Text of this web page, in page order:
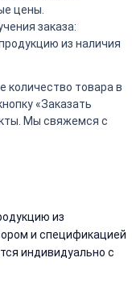
цены.
заказа:
из наличия
количество товара в
«Заказать
Мы свяжемся с
из
и спецификацией
индивидуально с